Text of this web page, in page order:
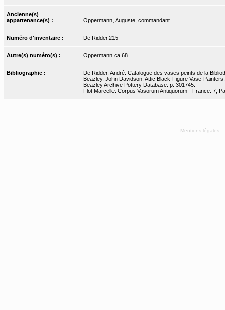
Ancienne(s)
appartenance(s) :
Oppermann, Auguste, commandant
Numéro d'inventaire : De Ridder.215
Autre(s) numéro(s) : Oppermann.ca.68
Bibliographie :
De Ridder, André. Catalogue des vases peints de la
Beazley, John Davidson. Attic Black-Figure Vase-
Beazley Archive Pottery Database. p. 301745.
Flot Marcelle. Corpus Vasorum Antiquorum - France. 7,
Mentions légales